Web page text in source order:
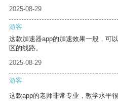
2025-08-29
游客
这款加速器app的加速效果一般，可
区的线路。
2025-08-29
游客
这款app的老师非常专业，教学水平